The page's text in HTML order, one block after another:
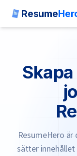
Resume
ResumeHero
sätter innehållet